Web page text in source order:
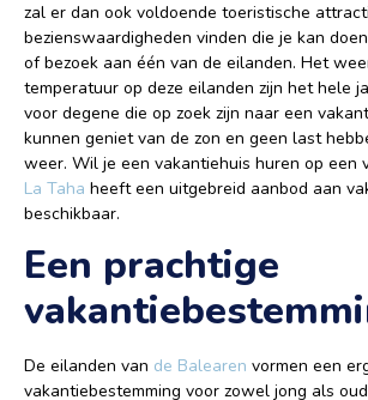
zal er dan ook voldoende toeristische
bezienswaardigheden vinden die je kan
of bezoek aan één van de eilanden. Het
temperatuur op deze eilanden zijn het hele
voor degene die op zoek zijn naar een
kunnen geniet van de zon en geen last
weer. Wil je een vakantiehuis huren op een
La Taha heeft een uitgebreid aanbod aan
beschikbaar.
Een prachtige
De eilanden van de Balearen vormen een
vakantiebestemming voor zowel jong als